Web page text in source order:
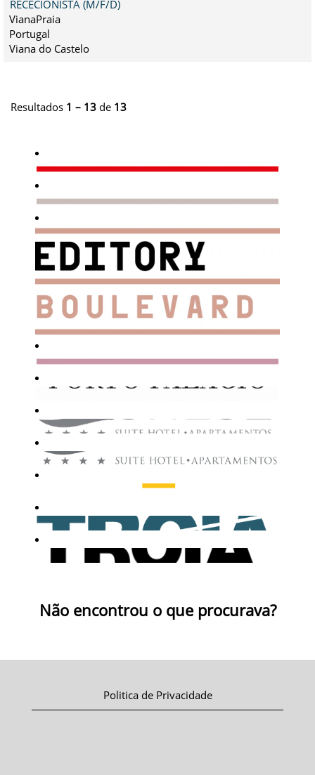
RECECIONISTA (M/F/D)
VianaPraia
Portugal
Viana do Castelo
Resultados 1 – 13 de 13
Não encontrou o que procurava?
Politica de Privacidade